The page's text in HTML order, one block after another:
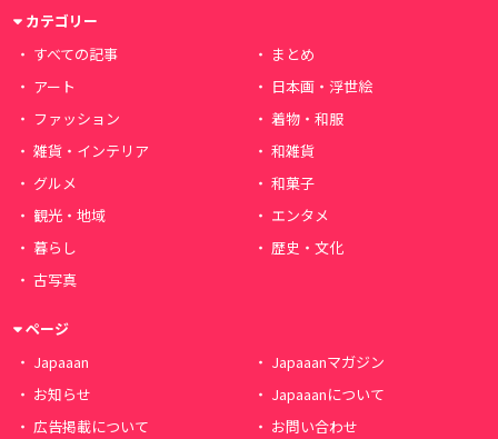
カテゴリー
すべての記事
まとめ
アート
日本画・浮世絵
ファッション
着物・和服
雑貨・インテリア
和雑貨
グルメ
和菓子
観光・地域
エンタメ
暮らし
歴史・文化
古写真
ページ
Japaaan
Japaaanマガジン
お知らせ
Japaaanについて
広告掲載について
お問い合わせ